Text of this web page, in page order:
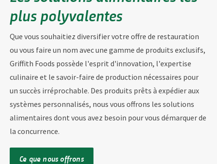
plus polyvalentes
Que vous souhaitiez diversifier votre offre de restauration
ou vous faire un nom avec une gamme de produits exclusifs,
Griffith Foods possède l'esprit d'innovation, l'expertise
culinaire et le savoir-faire de production nécessaires pour
un succès irréprochable. Des produits prêts à expédier aux
systèmes personnalisés, nous vous offrons les solutions
alimentaires dont vous avez besoin pour vous démarquer de
la concurrence.
Ce que nous offrons